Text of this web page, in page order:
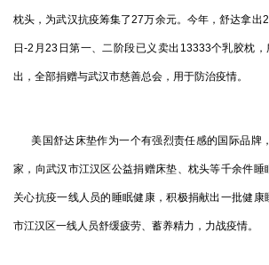
枕头，为武汉抗疫筹集了27万余元。今年，舒达拿出
日-2月23日第一、二阶段已义卖出13333个乳胶枕
出，全部捐赠与武汉市慈善总会，用于防治疫情。
美国舒达床垫作为一个有强烈责任感的国际品牌
家，向武汉市江汉区公益捐赠床垫、枕头等千余件睡
关心抗疫一线人员的睡眠健康，积极捐献出一批健康
市江汉区一线人员舒缓疲劳、蓄养精力，力战疫情。